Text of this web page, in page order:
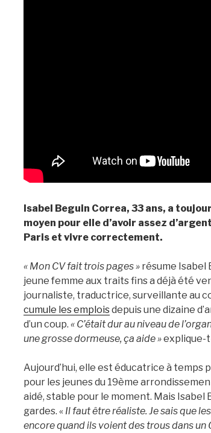
Isabel Beguin Correa, 33 ans, a
moyen pour elle d’avoir assez
Paris et vivre correctement.
« Mon CV fait trois pages » résume Isabel
jeune femme aux traits fins a déjà été
journaliste, traductrice, surveillante au
cumule les emploisdepuis une dizaine
d’un coup. « C’était dur au niveau de
une grosse dormeuse, ça aide »explique-
Aujourd’hui, elle est éducatrice à temps
pour les jeunes du 19ème
aidé, stable pour le moment. Mais Isabel
gardes. « Il faut être réaliste. Je sais que
encore quand ils voient des trous dans un